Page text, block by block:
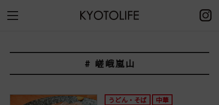
# 嵯峨嵐山
うどん・そば 中華